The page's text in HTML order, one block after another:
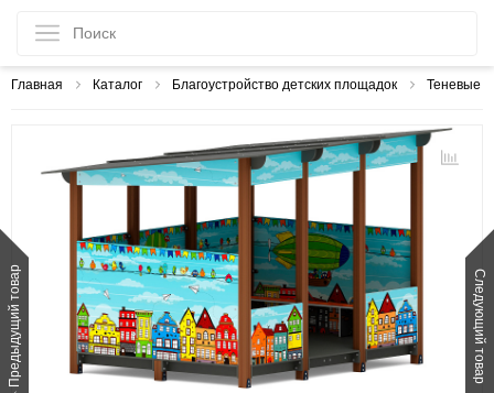
Главная Каталог Благоустройство детских площадок Теневые
Предыдущий товар Следующий товар